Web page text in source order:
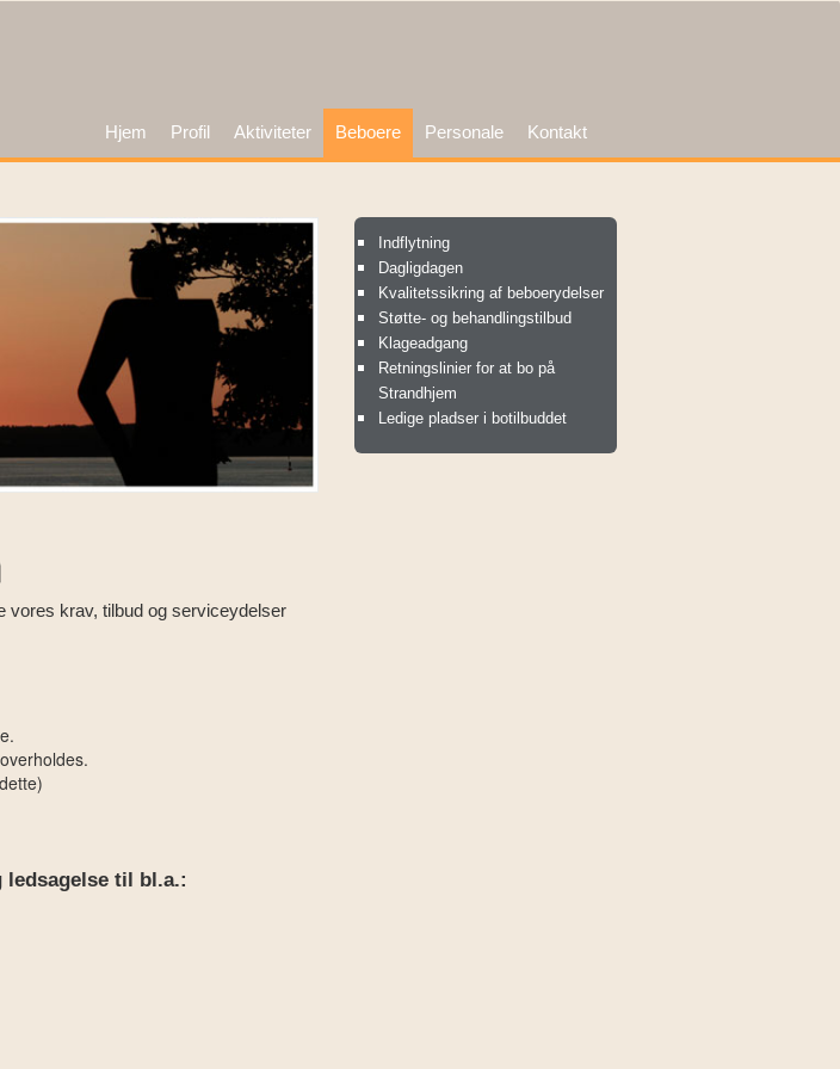
Hjem Profil Aktiviteter Beboere Personale Kontakt
vores krav, tilbud og serviceydelser
til bl.a.:
Indflytning
Dagligdagen
Kvalitetssikring af beboerydelser
Støtte- og behandlingstilbud
Klageadgang
Retningslinier for at bo på
Strandhjem
Ledige pladser i botilbuddet